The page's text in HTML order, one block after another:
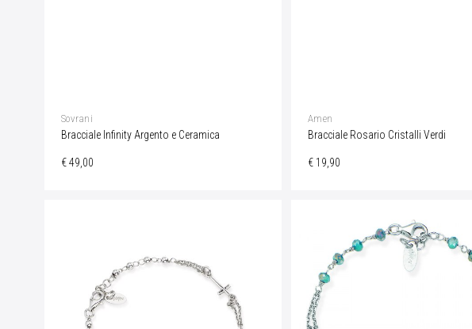
Sovrani
Bracciale Infinity Argento e Ceramica
€ 49,00
Amen
Bracciale Rosario Cristalli Verdi
€ 19,90